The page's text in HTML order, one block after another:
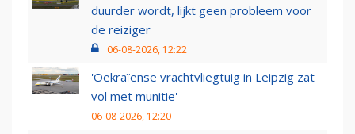
duurder wordt, lijkt geen probleem voor
de reiziger
06-08-2026, 12:22
'Oekraïense vrachtvliegtuig in Leipzig zat
vol met munitie'
06-08-2026, 12:20